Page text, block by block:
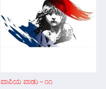
ಪಾಪಿಯ ಪಾಡು – ೧೧